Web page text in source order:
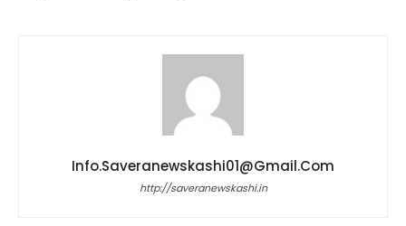
Info.saveranewskashi01@gmail.com
http://saveranewskashi.in